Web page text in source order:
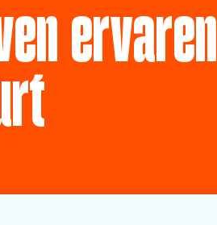
ervaren